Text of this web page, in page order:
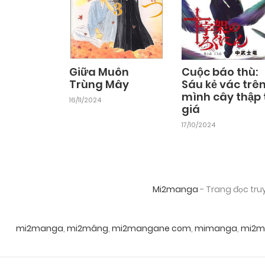
Chapter 1 25/09/2024
Giữa Muôn
Trùng Mây
16/11/2024
Cuộc báo thù:
Sáu kẻ vác trên
mình cây thập
giá
17/10/2024
Mi2manga - Trang đọc
mi2manga, mi2mâng, mi2mangane com, mimanga,